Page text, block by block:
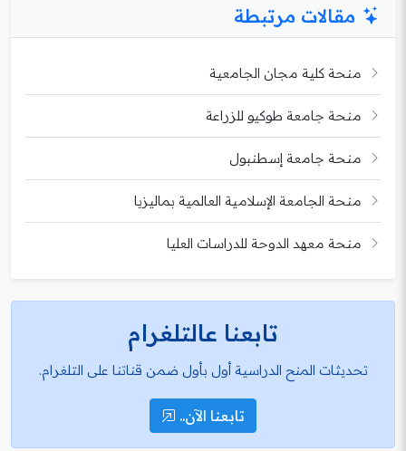
مقالات مرتبطة
منحة كلية مجان الجامعية
منحة جامعة طوكيو للزراعة
منحة جامعة إسطنبول
منحة الجامعة الإسلامية العالمية بماليزيا
منحة معهد الدوحة للدراسات العليا
تابعنا عالتلغرام
تحديثات المنح الدراسية أول بأول ضمن قناتنا على التلغرام.
تابعنا الآن..